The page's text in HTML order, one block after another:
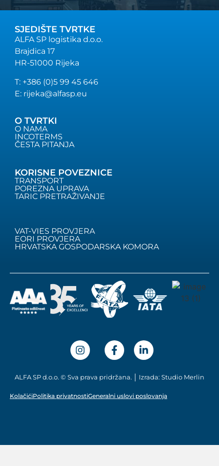
SJEDIŠTE TVRTKE
ALFA SP logistika d.o.o.
Brajdica 17
HR-51000 Rijeka
T: +386 (0)5 99 45 646
E: rijeka@alfasp.eu
O TVRTKI
O NAMA
INCOTERMS
ČESTA PITANJA
KORISNE POVEZNICE
TRANSPORT
POREZNA UPRAVA
TARIC PRETRAŽIVANJE
VAT-VIES PROVJERA
EORI PROVJERA
HRVATSKA GOSPODARSKA KOMORA
ALFA SP d.o.o. © Sva prava pridržana. │ Izrada: Studio Merlin
KolačićiPolitika privatnostiGeneralni uslovi poslovanja